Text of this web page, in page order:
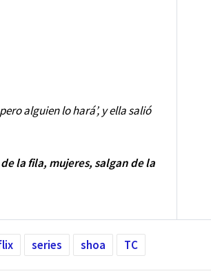
alguien lo hará’, y ella salió
la fila, mujeres, salgan de la
series shoa TC